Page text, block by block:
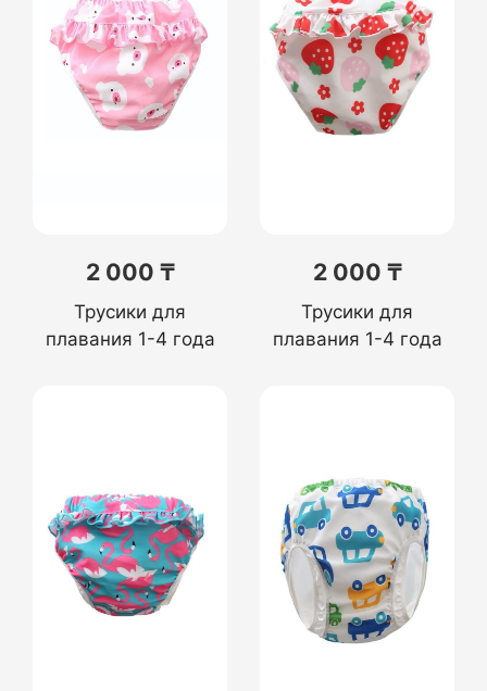
2 000 ₸
Трусики для
плавания 1-4 года
2 000 ₸
Трусики для
плавания 1-4 года